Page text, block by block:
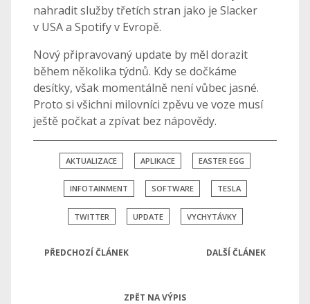
nahradit služby třetích stran jako je Slacker
v USA a Spotify v Evropě.
Nový připravovaný update by měl dorazit
během několika týdnů. Kdy se dočkáme
desítky, však momentálně není vůbec jasné.
Proto si všichni milovníci zpěvu ve voze musí
ještě počkat a zpívat bez nápovědy.
AKTUALIZACE APLIKACE EASTER EGG
INFOTAINMENT SOFTWARE TESLA
TWITTER UPDATE VYCHYTÁVKY
PŘEDCHOZÍ ČLÁNEK DALŠÍ ČLÁNEK
ZPĚT NA VÝPIS